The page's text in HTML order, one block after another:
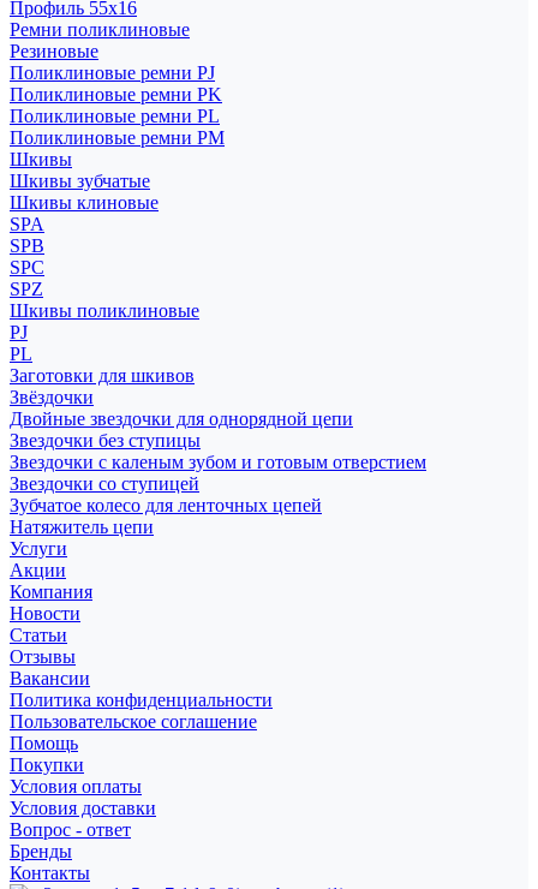
Профиль 55x16
Ремни поликлиновые
Резиновые
Поликлиновые ремни PJ
Поликлиновые ремни PK
Поликлиновые ремни PL
Поликлиновые ремни PM
Шкивы
Шкивы зубчатые
Шкивы клиновые
SPA
SPB
SPC
SPZ
Шкивы поликлиновые
PJ
PL
Заготовки для шкивов
Звёздочки
Двойные звездочки для однорядной цепи
Звездочки без ступицы
Звездочки с каленым зубом и готовым отверстием
Звездочки со ступицей
Зубчатое колесо для ленточных цепей
Натяжитель цепи
Услуги
Акции
Компания
Новости
Статьи
Отзывы
Вакансии
Политика конфиденциальности
Пользовательское соглашение
Помощь
Покупки
Условия оплаты
Условия доставки
Вопрос - ответ
Бренды
Контакты